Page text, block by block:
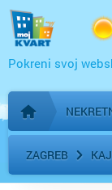
Pokreni svoj
Početna
ZAGREB